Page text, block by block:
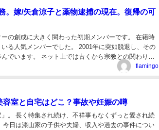
。嫁/矢倉涼子と薬物逮捕の現在。復帰の可
の創成に大きく関わった初期メンバーです。 在籍時
る人気メンバーでした。 2001年に突如脱退し、その
でいます。 ネット上では古くから宗教との関わりな
ると言われて...
flamingo
室と自宅はどこ？事故や妊娠の噂
。 長く特集され続け、不祥事もなくずっと愛され続
日は漆山家の子供や夫婦、収入や過去の事件につい